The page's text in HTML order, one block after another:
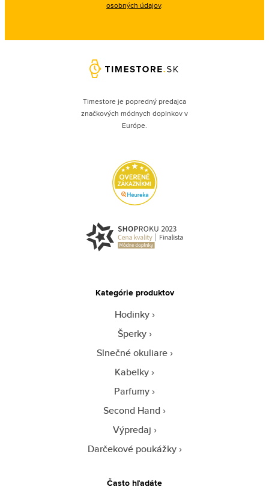
osobných údajov.
Timestore je popredný predajca
značkových módnych doplnkov v
Európe.
Kategórie produktov
Hodinky
Šperky
Slnečné okuliare
Kabelky
Parfumy
Second Hand
Výpredaj
Darčekové poukážky
Často hľadáte